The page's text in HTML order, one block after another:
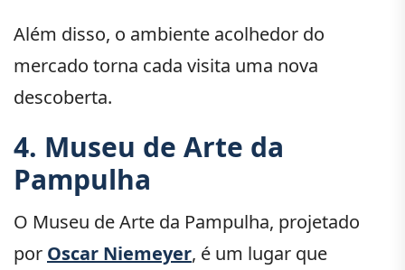
Além disso, o ambiente acolhedor do
mercado torna cada visita uma nova
descoberta.
4. Museu de Arte da
Pampulha
O Museu de Arte da Pampulha, projetado
por Oscar Niemeyer, é um lugar que